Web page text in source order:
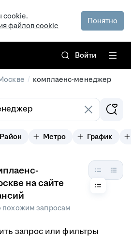
cookie.
файлов cookie
Понятно
Войти
/ комплаенс-менеджер
Район Метро График
на сайте
похожим запросам
запрос или фильтры